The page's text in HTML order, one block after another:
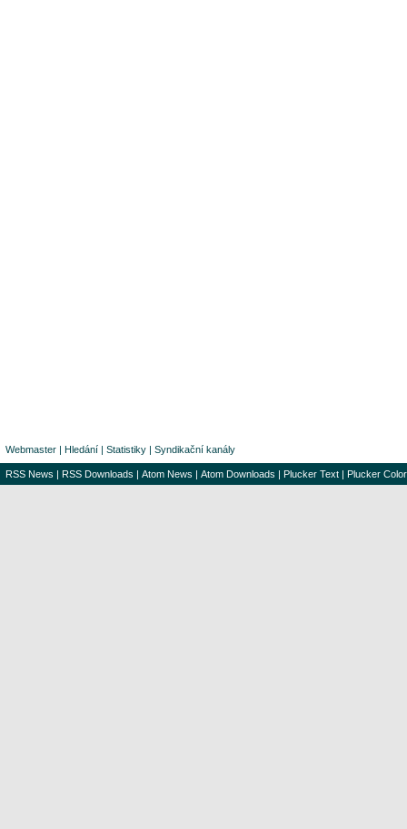
Webmaster | Hledání | Statistiky | Syndikační kanály
RSS News | RSS Downloads | Atom News | Atom Downloads | Plucker Text | Plucker Color